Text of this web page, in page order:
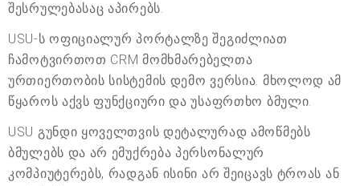
შესრულებასაც აპირებს.
USU-ს ოფიციალურ პორტალზე შეგიძლიათ
ჩამოტვირთოთ CRM მომხმარებელთა
ურთიერთობის სისტემის დემო ვერსია. მხოლოდ ამ
წყაროს აქვს ფუნქციური და უსაფრთხო ბმული.
USU გუნდი ყოველთვის დეტალურად ამოწმებს
ბმულებს და არ ემუქრება პერსონალურ
კომპიუტერებს, რადგან ისინი არ შეიცავს ტროას ან